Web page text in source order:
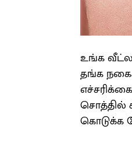
உங்க
தங்க
சொத்தில்
கொடுக்க